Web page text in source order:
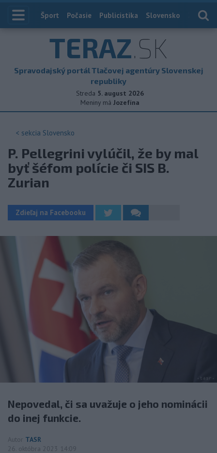
Index
Šport Počasie Publicistika Slovensko
TERAZ.SK
Spravodajský portál Tlačovej agentúry Slovenskej
republiky
Streda 5. august 2026
Meniny má Jozefína
< sekcia Slovensko
P. Pellegrini vylúčil, že by mal
byť šéfom polície či SIS B.
Zurian
Zdieľaj na Facebooku
Nepovedal, či sa uvažuje o jeho nominácii
do inej funkcie.
Autor TASR
26. októbra 2023 14:09